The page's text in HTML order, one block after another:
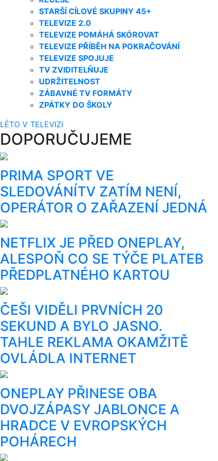
STARŠÍ CÍLOVÉ SKUPINY 45+
TELEVIZE 2.0
TELEVIZE POMÁHÁ SKÓROVAT
TELEVIZE PŘÍBĚH NA POKRAČOVÁNÍ
TELEVIZE SPOJUJE
TV ZVIDITELŇUJE
UDRŽITELNOST
ZÁBAVNÉ TV FORMÁTY
ZPÁTKY DO ŠKOLY
LÉTO V TELEVIZI
DOPORUČUJEME
PRIMA SPORT VE
SLEDOVÁNÍTV ZATÍM NENÍ,
OPERÁTOR O ZAŘAZENÍ JEDNÁ
NETFLIX JE PŘED ONEPLAY,
ALESPOŇ CO SE TÝČE PLATEB
PŘEDPLATNÉHO KARTOU
ČEŠI VIDĚLI PRVNÍCH 20
SEKUND A BYLO JASNO.
TAHLE REKLAMA OKAMŽITĚ
OVLÁDLA INTERNET
ONEPLAY PŘINESE OBA
DVOJZÁPASY JABLONCE A
HRADCE V EVROPSKÝCH
POHÁRECH